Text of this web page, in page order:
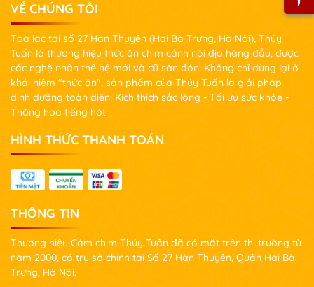
VỀ CHÚNG TÔI
Tọa lạc tại số 27 Hàn Thuyên (Hai Bà Trưng, Hà Nội), Thúy
Tuấn là thương hiệu thức ăn chim cảnh nội địa hàng đầu, được
các nghệ nhân thế hệ mới và cũ săn đón. Không chỉ dừng lại ở
khái niệm "thức ăn", sản phẩm của Thúy Tuấn là giải pháp
dinh dưỡng toàn diện: Kích thích sắc lông - Tối ưu sức khỏe -
Thăng hoa tiếng hót.
HÌNH THỨC THANH TOÁN
THÔNG TIN
Thương hiệu Cám chim Thúy Tuấn đã có mặt trên thị trường từ
năm 2000, có trụ sở chính tại Số 27 Hàn Thuyên, Quận Hai Bà
Trưng, Hà Nội.